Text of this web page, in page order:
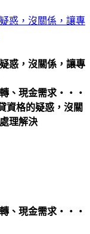
惑，沒關係，讓專
惑，沒關係，讓專
轉、現金需求‧‧‧
資格的疑惑，沒關
理解決
轉、現金需求‧‧‧